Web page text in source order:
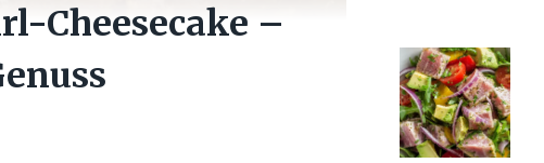
Cheesecake –